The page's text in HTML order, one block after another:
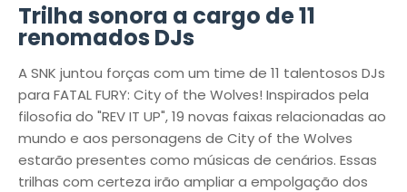
Trilha sonora a cargo de 11
renomados DJs
A SNK juntou forças com um time de 11 talentosos DJs
para FATAL FURY: City of the Wolves! Inspirados pela
filosofia do "REV IT UP", 19 novas faixas relacionadas ao
mundo e aos personagens de City of the Wolves
estarão presentes como músicas de cenários. Essas
trilhas com certeza irão ampliar a empolgação dos